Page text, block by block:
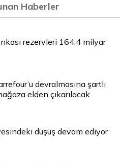
Haberler
rezervleri 164,4 milyar
devralmasına şartlı
elden çıkarılacak
düşüş devam ediyor